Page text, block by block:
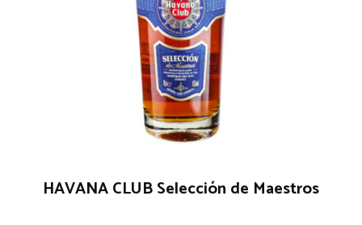
HAVANA CLUB Selección de Maestros